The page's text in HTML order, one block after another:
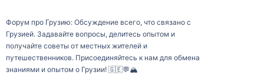
Форум про Грузию: Обсуждение всего, что связано с
Грузией. Задавайте вопросы, делитесь опытом и
получайте советы от местных жителей и
путешественников. Присоединяйтесь к нам для обмена
знаниями и опытом о Грузии! 🇬🇪💬🏔️